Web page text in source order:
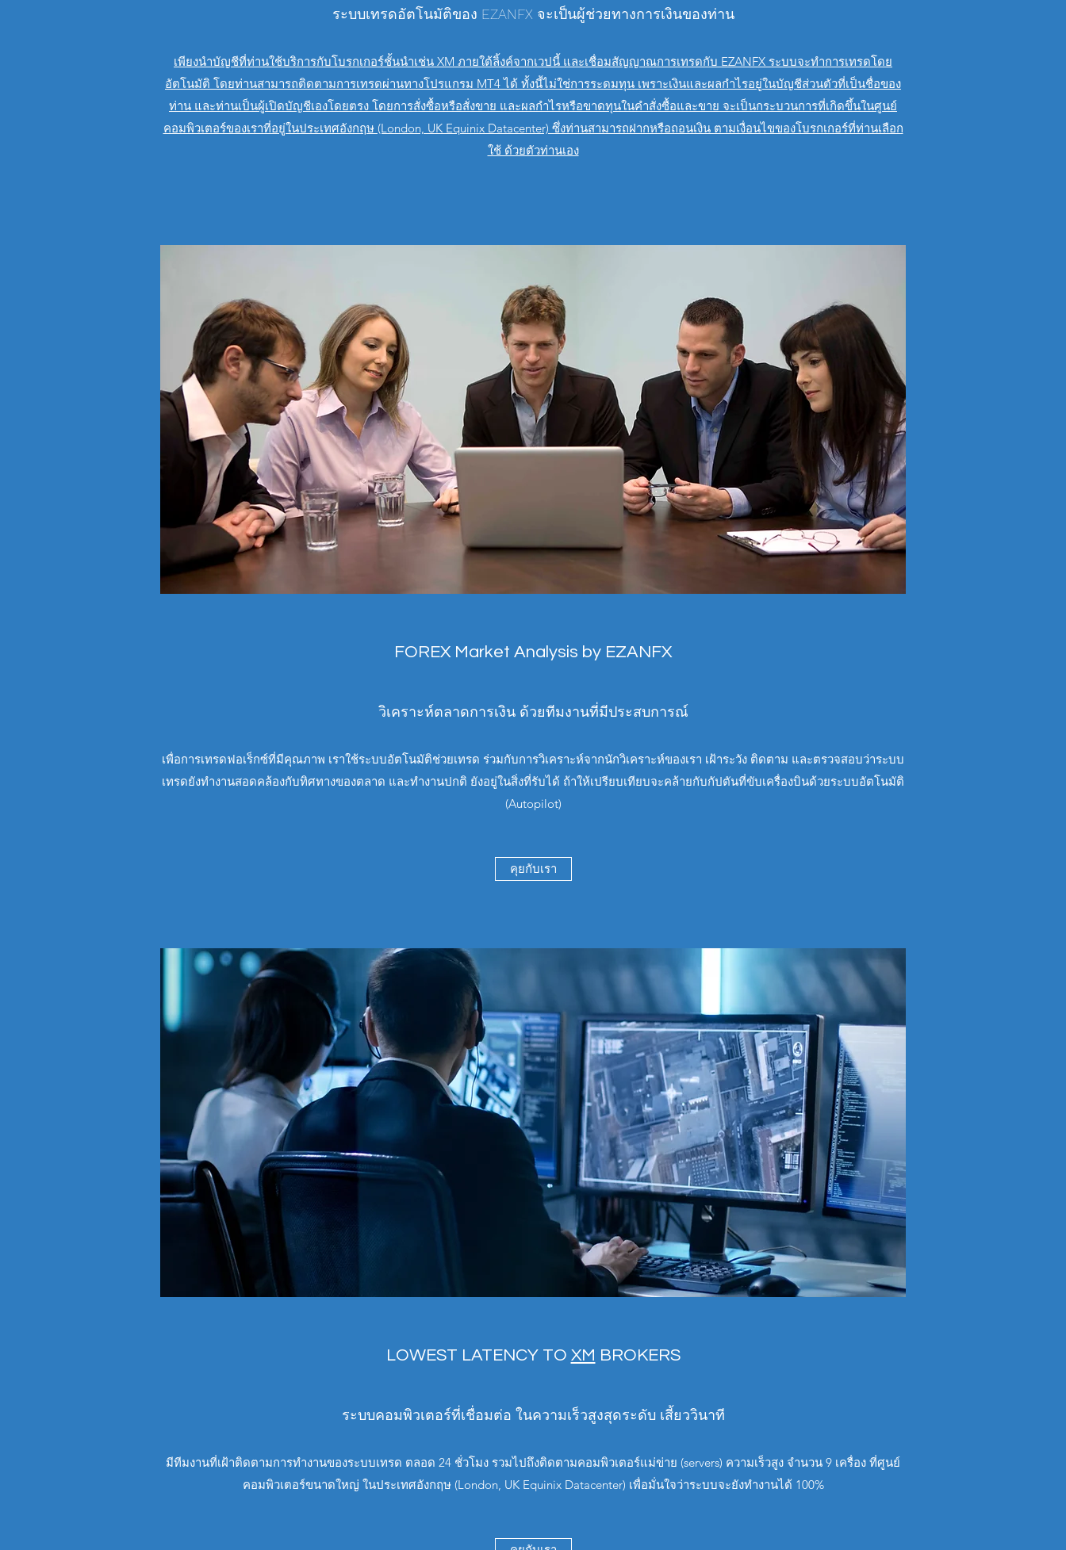
ระบบเทรดอัตโนมัติของ EZANFX จะเป็นผู้ช่วยทางการเงินของท่าน
เพียงนำบัญชีที่ท่านใช้บริการกับโบรกเกอร์ชั้นนำเช่น XM ภายใต้ลิ้งค์จากเวปนี้ และเชื่อมสัญญาณการเทรดกับ EZANFX ระบบจะทำการเทรดโดย
อัตโนมัติ โดยท่านสามารถติดตามการเทรดผ่านทางโปรแกรม MT4 ได้ ทั้งนี้ไม่ใช่การระดมทุน เพราะเงินและผลกำไรอยู่ในบัญชีส่วนตัวที่เป็นชื่อของ
ท่าน และท่านเป็นผู้เปิดบัญชีเองโดยตรง โดยการสั่งซื้อหรือสั่งขาย และผลกำไรหรือขาดทุนในคำสั่งซื้อและขาย จะเป็นกระบวนการที่เกิดขึ้นในศูนย์
คอมพิวเตอร์ของเราที่อยู่ในประเทศอังกฤษ (London, UK Equinix Datacenter) ซึ่งท่านสามารถฝากหรือถอนเงิน ตามเงื่อนไขของโบรกเกอร์ที่ท่านเลือก
ใช้ ด้วยตัวท่านเอง
FOREX Market Analysis by EZANFX
วิเคราะห์ตลาดการเงิน ด้วยทีมงานที่มีประสบการณ์
เพื่อการเทรดฟอเร็กซ์ที่มีคุณภาพ เราใช้ระบบอัตโนมัติช่วยเทรด ร่วมกับการวิเคราะห์จากนักวิเคราะห์ของเรา เฝ้าระวัง ติดตาม และตรวจสอบว่าระบบ
เทรดยังทำงานสอดคล้องกับทิศทางของตลาด และทำงานปกติ ยังอยู่ในสิ่งที่รับได้ ถ้าให้เปรียบเทียบจะคล้ายกับกัปตันที่ขับเครื่องบินด้วยระบบอัตโนมัติ
(Autopilot)
คุยกับเรา
LOWEST LATENCY TO XM BROKERS
ระบบคอมพิวเตอร์ที่เชื่อมต่อ ในความเร็วสูงสุดระดับ เสี้ยววินาที
มีทีมงานที่เฝ้าติดตามการทำงานของระบบเทรด ตลอด 24 ชั่วโมง รวมไปถึงติดตามคอมพิวเตอร์แม่ข่าย (servers) ความเร็วสูง จำนวน 9 เครื่อง ที่ศูนย์
คอมพิวเตอร์ขนาดใหญ่ ในประเทศอังกฤษ (London, UK Equinix Datacenter) เพื่อมั่นใจว่าระบบจะยังทำงานได้ 100%